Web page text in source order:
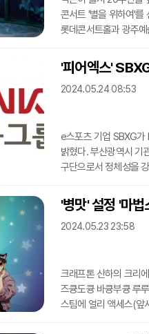
콘서트 '별을 위하여'를
롯데콘서트홀과 광주
7일 공연이 열린다.본
개화하는 땅', '최종무
전설' 등 30곡을 상연
'피어엑스'
2024.05.24 08:53
e스포츠 기업 SBXG가
밝혔다. 부산광역시 기
구단으로서 정체성을
유니폼, 경기장 설치물
개막하는 LCK(리그
피어엑스'라는 이름으
'병맛' 설정 '마
2024.05.23 23:58
크래프톤 산하의 크리
즈큥도큥 바큥부큥 루
스팀에 얼리 액세스(앞